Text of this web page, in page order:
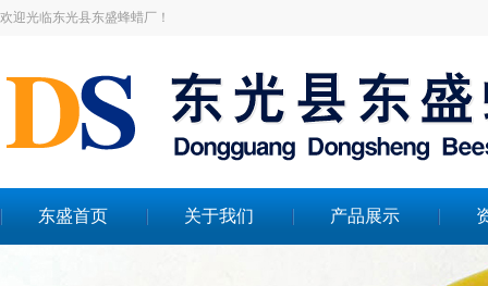
欢迎光临东光县东盛蜂蜡厂！
东盛首页 关于我们 产品展示